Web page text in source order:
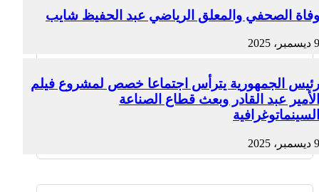
وفاة الصحفي والمعلق الرياضي عبد الحفيظ شايب
9 ديسمبر، 2025
رئيس الجمهورية يترأس اجتماعا خصص لمشروع فيلم
الأمير عبد القادر وبعث قطاع الصناعة
السينماتوغرافية
9 ديسمبر، 2025